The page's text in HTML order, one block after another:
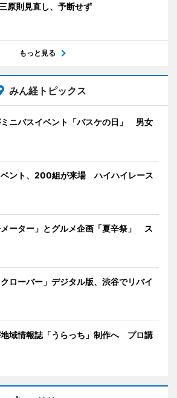
原則見直し、予断せず
もっと見る
みん経トピックス
ニバスイベント「バスケの日」 男女
ベント、200組が来場 ハイハイレース
ーター」とグルメ企画「夏辛祭」 ス
ローバー」デジタル版、渋谷でリバイ
域情報誌「うらっち」制作へ プロ講